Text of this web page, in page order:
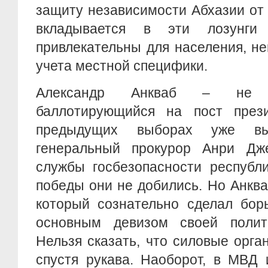
защиту независимости Абхазии
вкладывается в эти
привлекательны для населения,
учета местной специфики.
Александр Анкваб – не
баллотирующийся на пост
предыдущих выборах уже
генеральный прокурор Анри
службы госбезопасности
победы они не добились. Но
который сознательно сделал
основным девизом своей
Нельзя сказать, что силовые
спустя рукава. Наоборот, в МВД